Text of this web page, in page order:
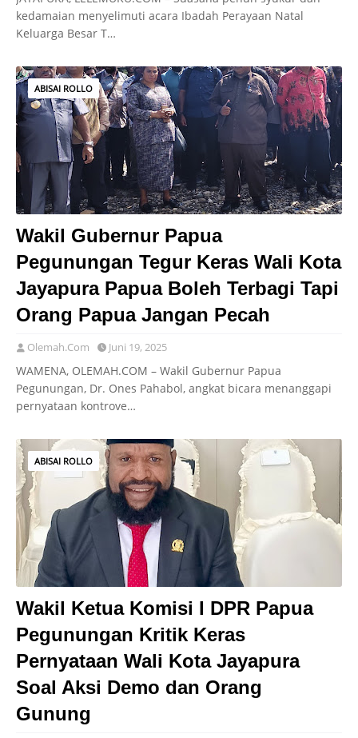
kedamaian menyelimuti acara Ibadah Perayaan Natal
Keluarga Besar T…
ABISAI ROLLO
Wakil Gubernur Papua
Pegunungan Tegur Keras Wali Kota
Jayapura Papua Boleh Terbagi Tapi
Orang Papua Jangan Pecah
Olemah.Com Juni 19, 2025
WAMENA, OLEMAH.COM – Wakil Gubernur Papua
Pegunungan, Dr. Ones Pahabol, angkat bicara menanggapi
pernyataan kontrove…
ABISAI ROLLO
Wakil Ketua Komisi I DPR Papua
Pegunungan Kritik Keras
Pernyataan Wali Kota Jayapura
Soal Aksi Demo dan Orang
Gunung